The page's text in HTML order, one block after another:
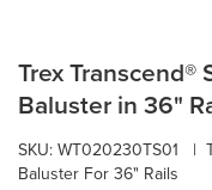
Trex Transcend®
Baluster in 36"
SKU:WT020230TS01 |
Baluster For 36" Rails